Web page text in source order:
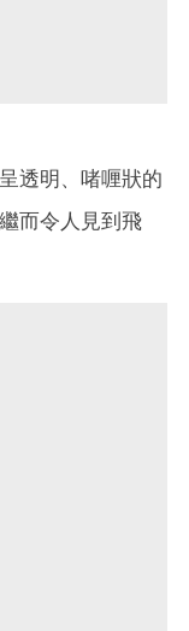
透明、啫喱狀的
而令人見到飛